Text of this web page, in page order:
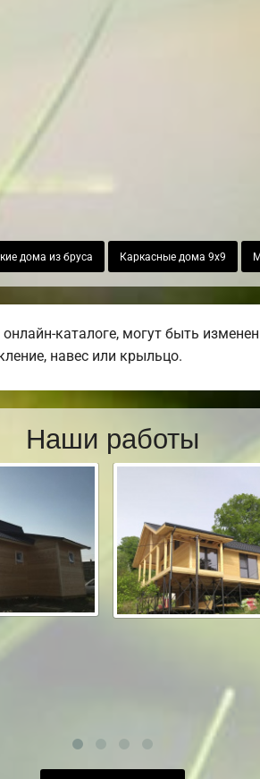
дома из бруса Каркасные дома 9х9
каталоге, могут быть
навес или крыльцо.
Наши работы